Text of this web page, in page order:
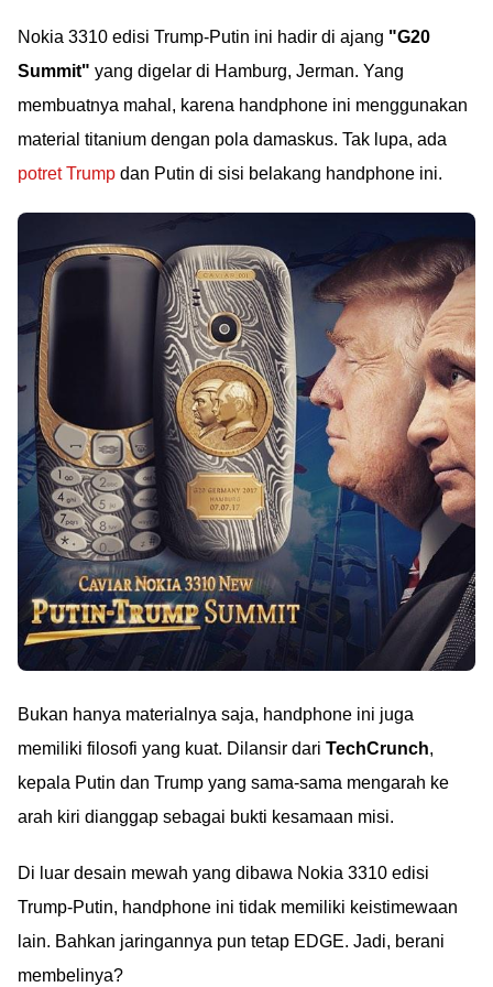
Nokia 3310 edisi Trump-Putin ini hadir di ajang "G20
Summit" yang digelar di Hamburg, Jerman. Yang
membuatnya mahal, karena handphone ini menggunakan
material titanium dengan pola damaskus. Tak lupa, ada
potret Trump dan Putin di sisi belakang handphone ini.
Bukan hanya materialnya saja, handphone ini juga
memiliki filosofi yang kuat. Dilansir dari TechCrunch,
kepala Putin dan Trump yang sama-sama mengarah ke
arah kiri dianggap sebagai bukti kesamaan misi.
Di luar desain mewah yang dibawa Nokia 3310 edisi
Trump-Putin, handphone ini tidak memiliki keistimewaan
lain. Bahkan jaringannya pun tetap EDGE. Jadi, berani
membelinya?